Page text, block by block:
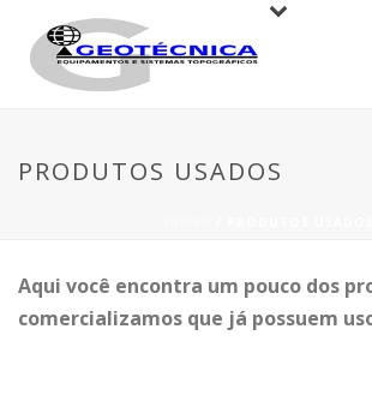
PRODUTOS USADOS
Aqui você encontra um pouco dos
comercializamos que já possuem